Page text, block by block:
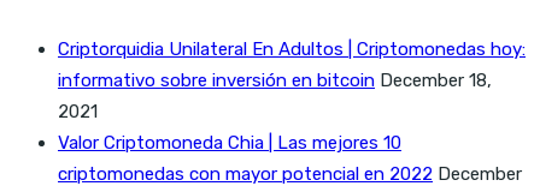
Criptorquidia Unilateral En Adultos | Criptomonedas hoy:
informativo sobre inversión en bitcoin December 18,
2021
Valor Criptomoneda Chia | Las mejores 10
criptomonedas con mayor potencial en 2022 December